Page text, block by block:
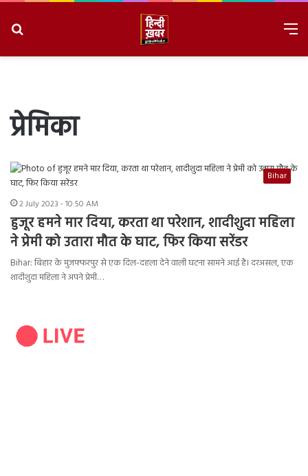
प्रेमिका
Bihar
2 July 2023 - 10:50 AM
हुजूर हमने मार दिया, करता था परेशान, शादीशुदा महिला
ने प्रेमी को उतारा मौत के घाट, फिर किया सरेंडर
Bihar: बिहार के मुजफ्फरपुर से एक दिल-दहला देने वाली घटना सामने आई है। दरअसल, एक
शादीशुदा महिला ने अपने प्रेमी…